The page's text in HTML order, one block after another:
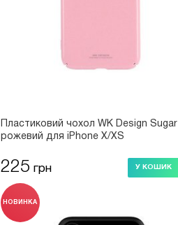
Пластиковий чохол WK Design Sugar
рожевий для iPhone X/XS
225 грн У КОШИК
НОВИНКА